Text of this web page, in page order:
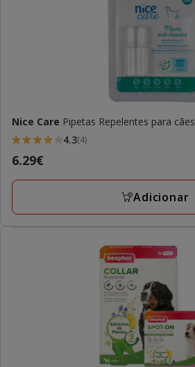
Nice Care Pipetas Repelentes para cães
4.3
estrelas
com
avaliações
4.3(4)
Preço
6.29€
6.29€
Adicionar